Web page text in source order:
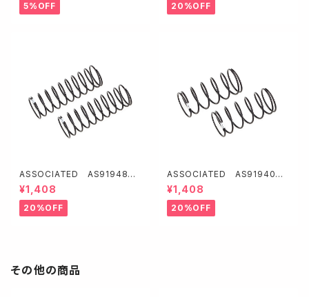
5%OFF 20%OFF
ASSOCIATED AS91948 1
3mmリヤショックスプリング【ホ
ワイト/1.9lb/in・L61・11.0T・1.
2D】
¥1,408
20%OFF
ASSOCIATED AS91940 1
3mmフロントショックスプリン
グ【ホワイト/3.3lb/in・L44・7.
25T・1.2D】
¥1,408
20%OFF
その他の商品